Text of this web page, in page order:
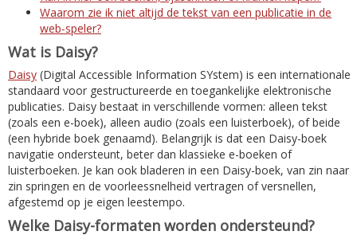
Waarom zie ik niet altijd de tekst van een publicatie in de
web-speler?
Wat is Daisy?
Daisy (Digital Accessible Information SYstem) is een internationale
standaard voor gestructureerde en toegankelijke elektronische
publicaties. Daisy bestaat in verschillende vormen: alleen tekst
(zoals een e-boek), alleen audio (zoals een luisterboek), of beide
(een hybride boek genaamd). Belangrijk is dat een Daisy-boek
navigatie ondersteunt, beter dan klassieke e-boeken of
luisterboeken. Je kan ook bladeren in een Daisy-boek, van zin naar
zin springen en de voorleessnelheid vertragen of versnellen,
afgestemd op je eigen leestempo.
Welke Daisy-formaten worden ondersteund?